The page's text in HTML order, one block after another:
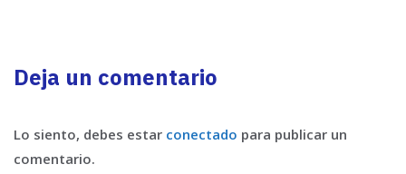
Deja un comentario
Lo siento, debes estar conectado para publicar un
comentario.